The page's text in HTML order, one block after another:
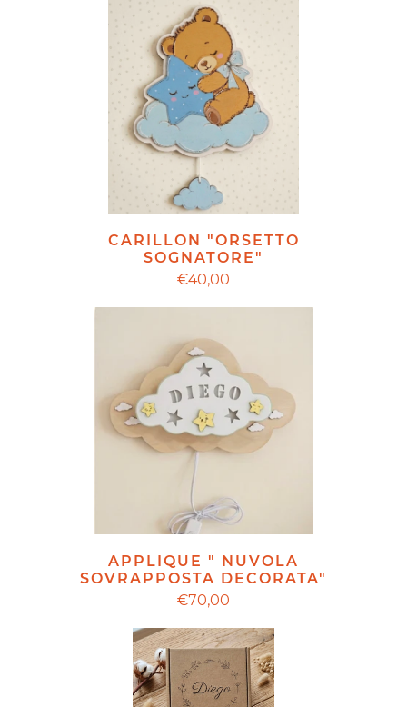
CARILLON "ORSETTO
SOGNATORE"
€40,00
APPLIQUE " NUVOLA
SOVRAPPOSTA DECORATA"
€70,00